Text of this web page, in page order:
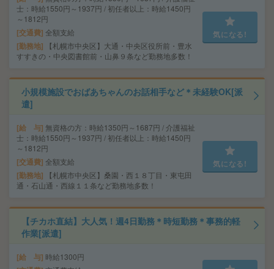
士：時給1550円～1937円 / 初任者以上：時給1450円
～1812円
交通費 全額支給
勤務地
【札幌市中央区】大通・中央区役所前・豊水
すすきの・中央図書館前・山鼻９条など勤務地多数！
気になる!
小規模施設でおばあちゃんのお話相手など＊未経験OK[派
遣]
給 与 無資格の方：時給1350円～1687円 / 介護福祉
士：時給1550円～1937円 / 初任者以上：時給1450円
～1812円
交通費 全額支給
勤務地
【札幌市中央区】桑園・西１８丁目・東屯田
通・石山通・西線１１条など勤務地多数！
気になる!
【チカホ直結】大人気！週4日勤務＊時短勤務＊事務的軽
作業[派遣]
給 与 時給1300円